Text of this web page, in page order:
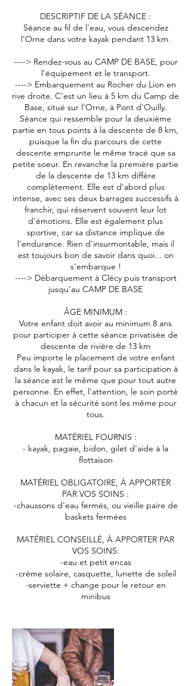
DESCRIPTIF DE LA SÉANCE :
Séance au fil de l'eau, vous descendez
l'Orne dans votre kayak pendant 13 km.
----> Rendez-vous au CAMP DE BASE, pour
l'équipement et le transport.
----> Embarquement au Rocher du Lion en
rive droite. C'est un lieu à 5 km du Camp de
Base, situé sur l'Orne, à Pont d'Ouilly.
Séance qui ressemble pour la deuxième
partie en tous points à la descente de 8 km,
puisque la fin du parcours de cette
descente emprunte le même tracé que sa
petite soeur. En revanche la première partie
de la descente de 13 km diffère
complètement. Elle est d'abord plus
intense, avec ses deux barrages successifs à
franchir, qui réservent souvent leur lot
d'émotions. Elle est également plus
sportive, car sa distance implique de
l'endurance. Rien d'insurmontable, mais il
est toujours bon de savoir dans quoi... on
s'embarque !
----> Débarquement à Clécy puis transport
jusqu'au CAMP DE BASE
ÂGE MINIMUM :
Votre enfant doit avoir au minimum 8 ans
pour participer à cette séance privatisée de
descente de rivière de 13 km
Peu importe le placement de votre enfant
dans le kayak, le tarif pour sa participation à
la séance est le même que pour tout autre
personne. En effet, l'attention, le soin porté
à chacun et la sécurité sont les même pour
tous.
MATÉRIEL FOURNIS :
- kayak, pagaie, bidon, gilet d'aide à la
flottaison
MATÉRIEL OBLIGATOIRE, À APPORTER
PAR VOS SOINS :
-chaussons d'eau fermés, ou vieille paire de
baskets fermées
MATÉRIEL CONSEILLÉ, À APPORTER PAR
VOS SOINS:
-eau et petit encas
-crème solaire, casquette, lunette de soleil
-serviette + change pour le retour en
minibus